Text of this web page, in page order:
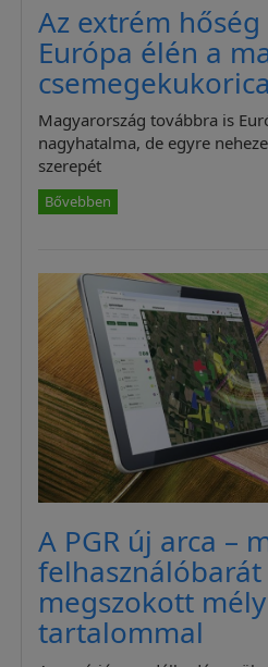
Az extrém
Európa élén a
csemegekukorica
Magyarország továbbra is
nagyhatalma, de egyre
szerepét
Bővebben
A PGR új arca –
megszokott
tartalommal